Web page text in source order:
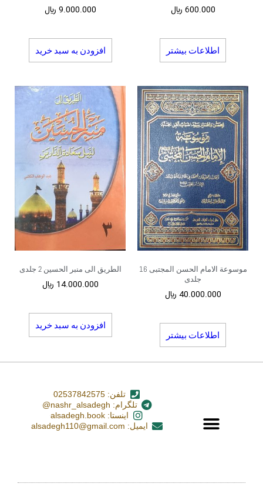
600.000 ﷼
اطلاعات بیشتر
9.000.000 ﷼
افزودن به سبد خرید
موسوعة الامام الحسن المجتبی 16
جلدی
40.000.000 ﷼
اطلاعات بیشتر
الطریق الی منبر الحسین 2 جلدی
14.000.000 ﷼
افزودن به سبد خرید
تلفن: 02537842575
تلگرام: nashr_alsadegh@
اینستا: alsadegh.book
ایمیل: alsadegh110@gmail.com